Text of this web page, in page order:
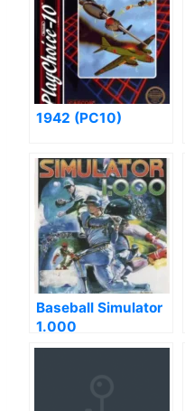
1942 (PC10)
Baseball Simulator
1.000